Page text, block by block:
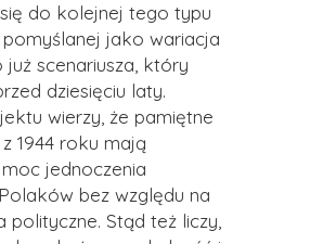
do kolejnej tego typu
pomyślanej jako wariacja
już scenariusza, który
dziesięciu laty.
wierzy, że pamiętne
1944 roku mają
jednoczenia
bez względu na
polityczne. Stąd też liczy,